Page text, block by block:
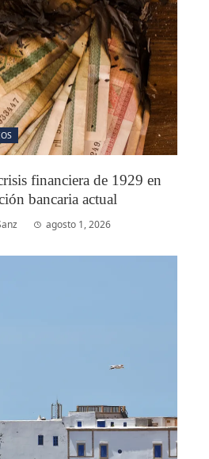
financiera de 1929 en
bancaria actual
agosto 1, 2026